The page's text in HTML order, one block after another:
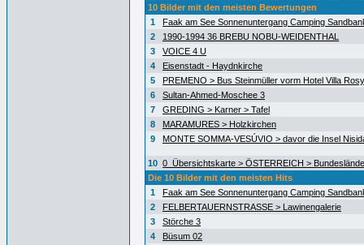
10 Bilder mit den meisten Bewertungen
1
Faak am See Sonnenuntergang Camping
2
1990-1994 36 BREBU NOBU-WEIDENTHAL
3
VOICE 4 U
4
Eisenstadt - Haydnkirche
5
PREMENO > Bus Steinmüller vorm Hotel Villa Rosy
6
Sultan-Ahmed-Moschee 3
7
GREDING > Karner > Tafel
8
MARAMURES > Holzkirchen
9
MONTE SOMMA-VESÚVIO > davor die Insel
10 0_Übersichtskarte > ÖSTERREICH >
Die 10 Bilder mit den meisten Hits
1
Faak am See Sonnenuntergang Camping
2
FELBERTAUERNSTRASSE > Lawinengalerie
3
Störche 3
4
Büsum 02